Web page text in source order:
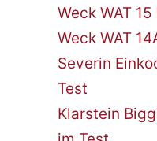
Weck WAT
Weck WAT
Severin
Test
Klarstein